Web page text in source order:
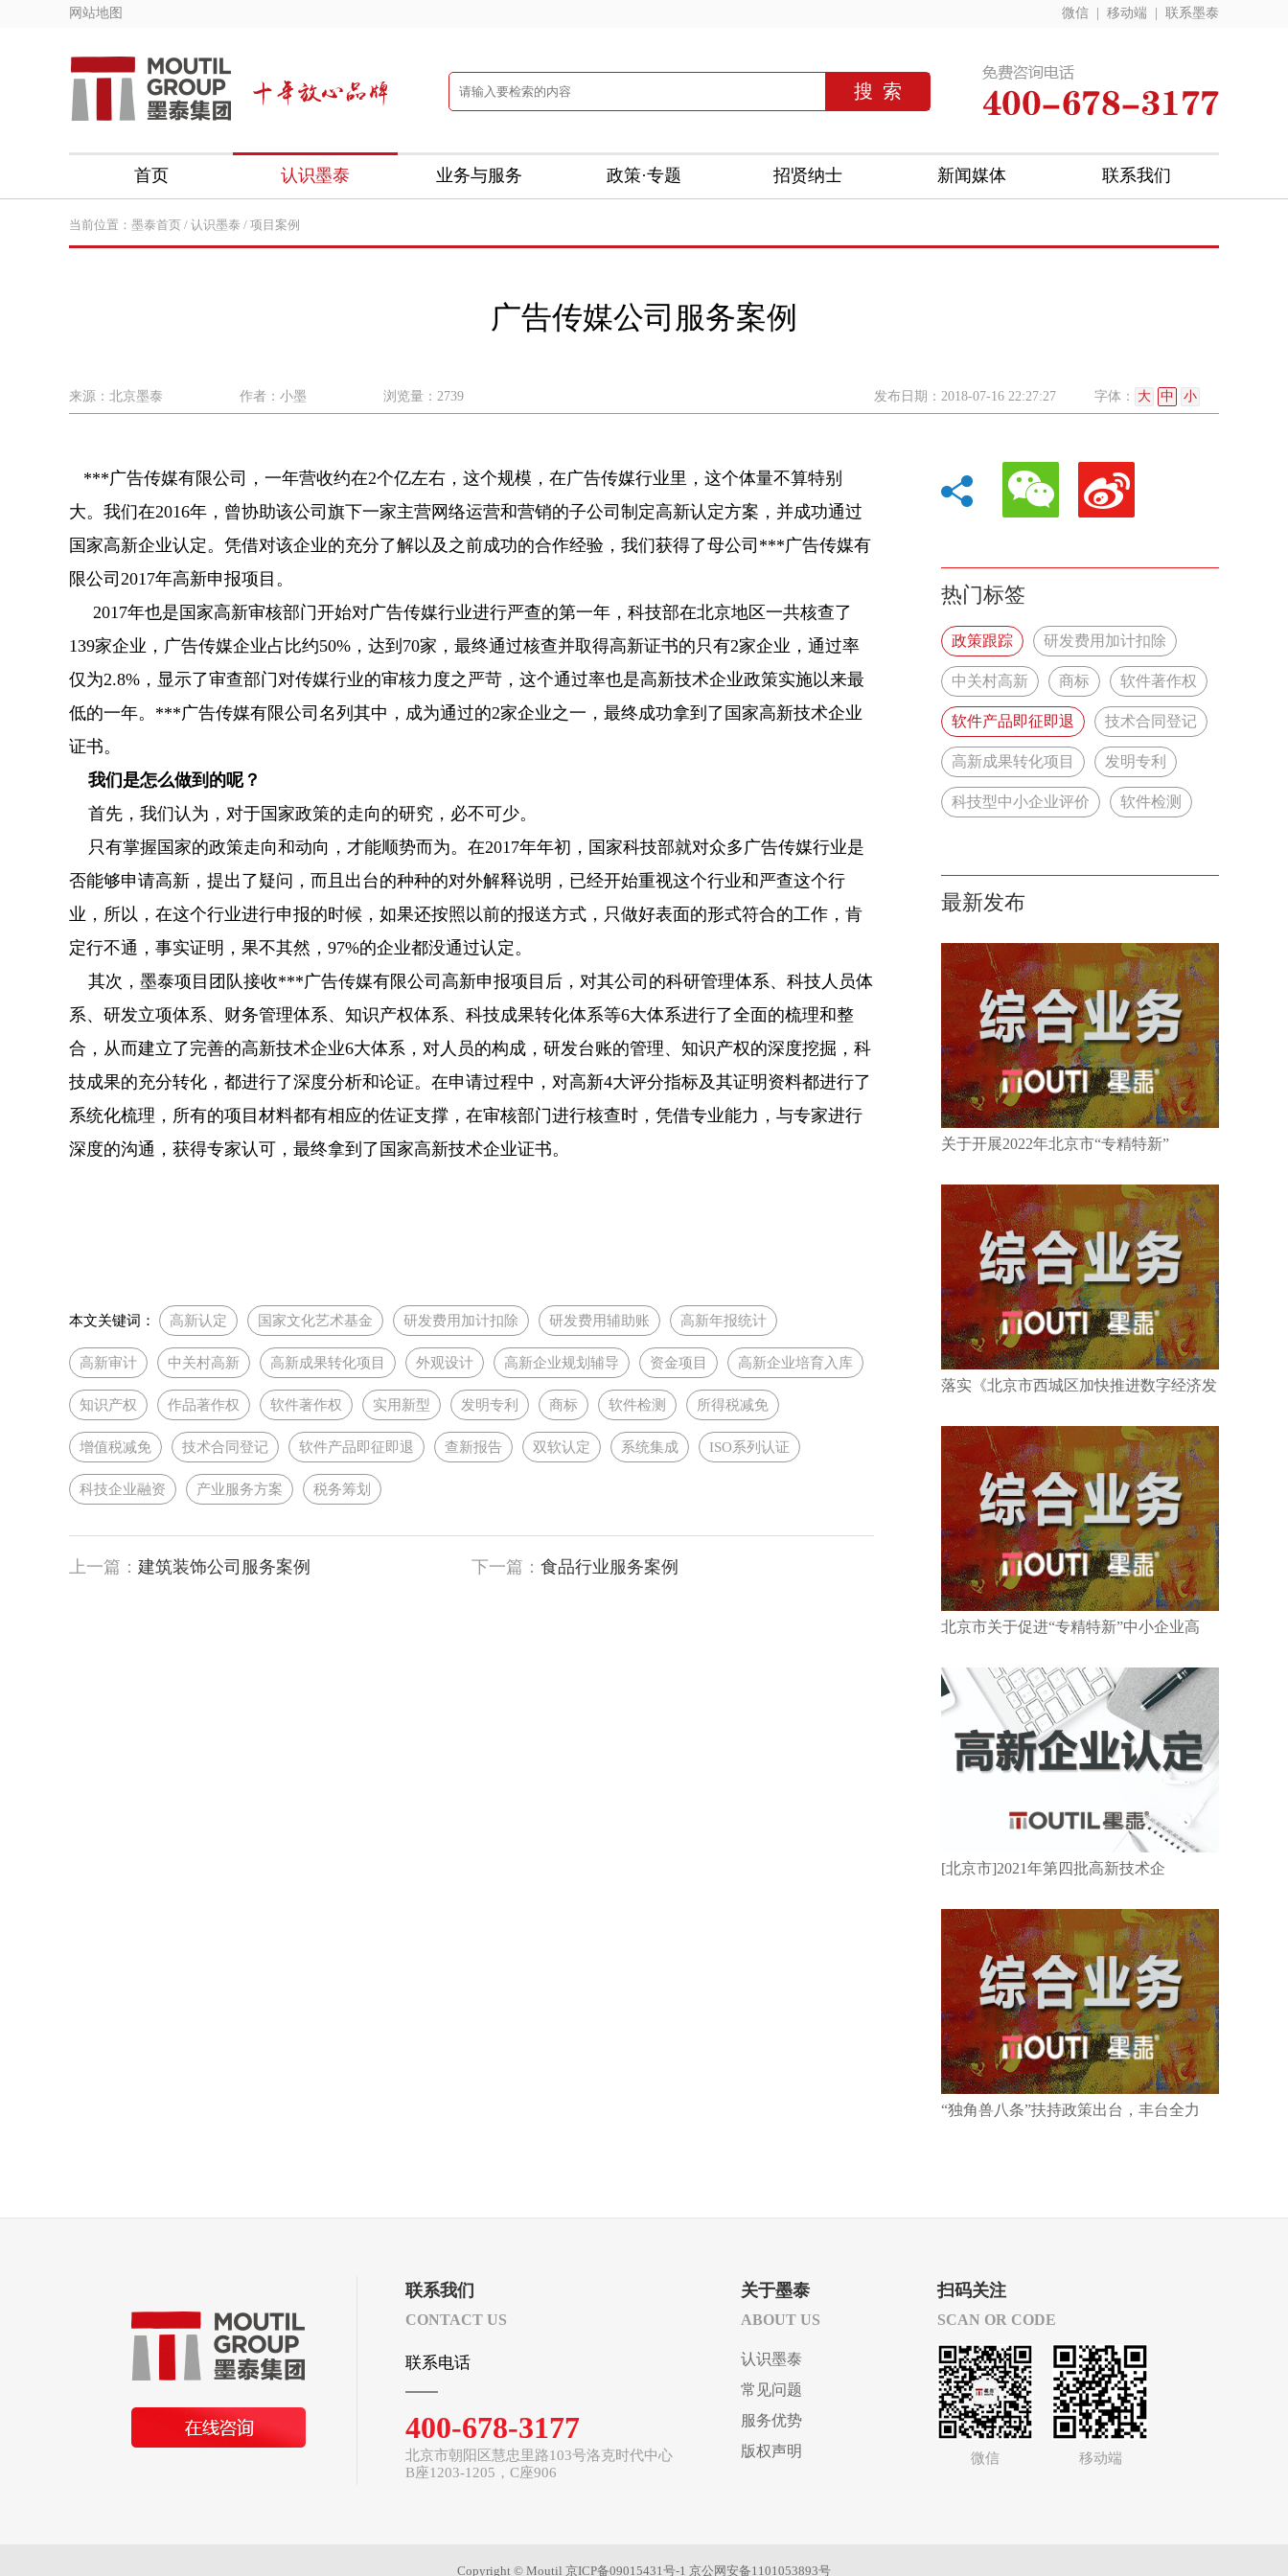
网站地图 微信 移动端 联系墨泰
首页 认识墨泰 业务与服务 政策·专题 招贤纳士 新闻媒体 联系我们
当前位置： 墨泰首页 / 认识墨泰 / 项目案例
广告传媒公司服务案例
来源：北京墨泰 作者：小墨 浏览量：2739 发布日期：2018-07-16 22:27:27 字体： 大 中 小
***广告传媒有限公司，一年营收约在2个亿左右，这个规模，在广告传媒行业里，这个体量不算特别
大。我们在2016年，曾协助该公司旗下一家主营网络运营和营销的子公司制定高新认定方案，并成功通过
国家高新企业认定。凭借对该企业的充分了解以及之前成功的合作经验，我们获得了母公司***广告传媒有
限公司2017年高新申报项目。
2017年也是国家高新审核部门开始对广告传媒行业进行严查的第一年，科技部在北京地区一共核查了
139家企业，广告传媒企业占比约50%，达到70家，最终通过核查并取得高新证书的只有2家企业，通过率
仅为2.8%，显示了审查部门对传媒行业的审核力度之严苛，这个通过率也是高新技术企业政策实施以来最
低的一年。***广告传媒有限公司名列其中，成为通过的2家企业之一，最终成功拿到了国家高新技术企业
证书。
我们是怎么做到的呢？
首先，我们认为，对于国家政策的走向的研究，必不可少。
只有掌握国家的政策走向和动向，才能顺势而为。在2017年年初，国家科技部就对众多广告传媒行业是
否能够申请高新，提出了疑问，而且出台的种种的对外解释说明，已经开始重视这个行业和严查这个行
业，所以，在这个行业进行申报的时候，如果还按照以前的报送方式，只做好表面的形式符合的工作，肯
定行不通，事实证明，果不其然，97%的企业都没通过认定。
其次，墨泰项目团队接收***广告传媒有限公司高新申报项目后，对其公司的科研管理体系、科技人员体
系、研发立项体系、财务管理体系、知识产权体系、科技成果转化体系等6大体系进行了全面的梳理和整
合，从而建立了完善的高新技术企业6大体系，对人员的构成，研发台账的管理、知识产权的深度挖掘，科
技成果的充分转化，都进行了深度分析和论证。在申请过程中，对高新4大评分指标及其证明资料都进行了
系统化梳理，所有的项目材料都有相应的佐证支撑，在审核部门进行核查时，凭借专业能力，与专家进行
深度的沟通，获得专家认可，最终拿到了国家高新技术企业证书。
本文关键词： 高新认定 国家文化艺术基金 研发费用加计扣除 研发费用辅助账 高新年报统计
高新审计 中关村高新 高新成果转化项目 外观设计 高新企业规划辅导 资金项目 高新企业培育入库
知识产权 作品著作权 软件著作权 实用新型 发明专利 商标 软件检测 所得税减免
增值税减免 技术合同登记 软件产品即征即退 查新报告 双软认定 系统集成 ISO系列认证
科技企业融资 产业服务方案 税务筹划
上一篇： 建筑装饰公司服务案例 下一篇： ​食品行业服务案例
热门标签
政策跟踪 研发费用加计扣除
中关村高新 商标 软件著作权
软件产品即征即退 技术合同登记
高新成果转化项目 发明专利
科技型中小企业评价 软件检测
产业服务方案 墨泰原创
最新发布
关于开展2022年北京市“专精特新”
落实《北京市西城区加快推进数字经济发
北京市关于促进“专精特新”中小企业高
[北京市]2021年第四批高新技术企
“独角兽八条”扶持政策出台，丰台全力
联系我们
CONTACT US
联系电话
400-678-3177
北京市朝阳区慧忠里路103号洛克时代中心
B座1203-1205，C座906
关于墨泰
ABOUT US
认识墨泰
常见问题
服务优势
版权声明
扫码关注
SCAN OR CODE
微信 移动端
Copyright © Moutil 京ICP备09015431号-1 京公网安备1101053893号